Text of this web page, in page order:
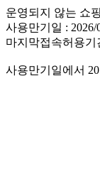
운영되지 않는 쇼
사용만기일 : 2026/
마지막접속허용기
사용만기일에서